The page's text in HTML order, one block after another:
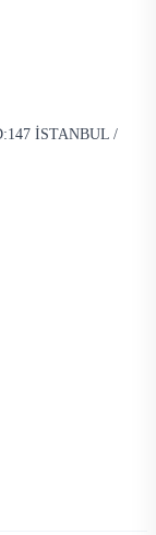
İSTANBUL /